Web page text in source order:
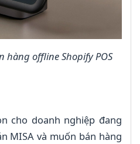
hàng offline Shopify POS
cho doanh nghiệp đang
MISA và muốn bán hàng